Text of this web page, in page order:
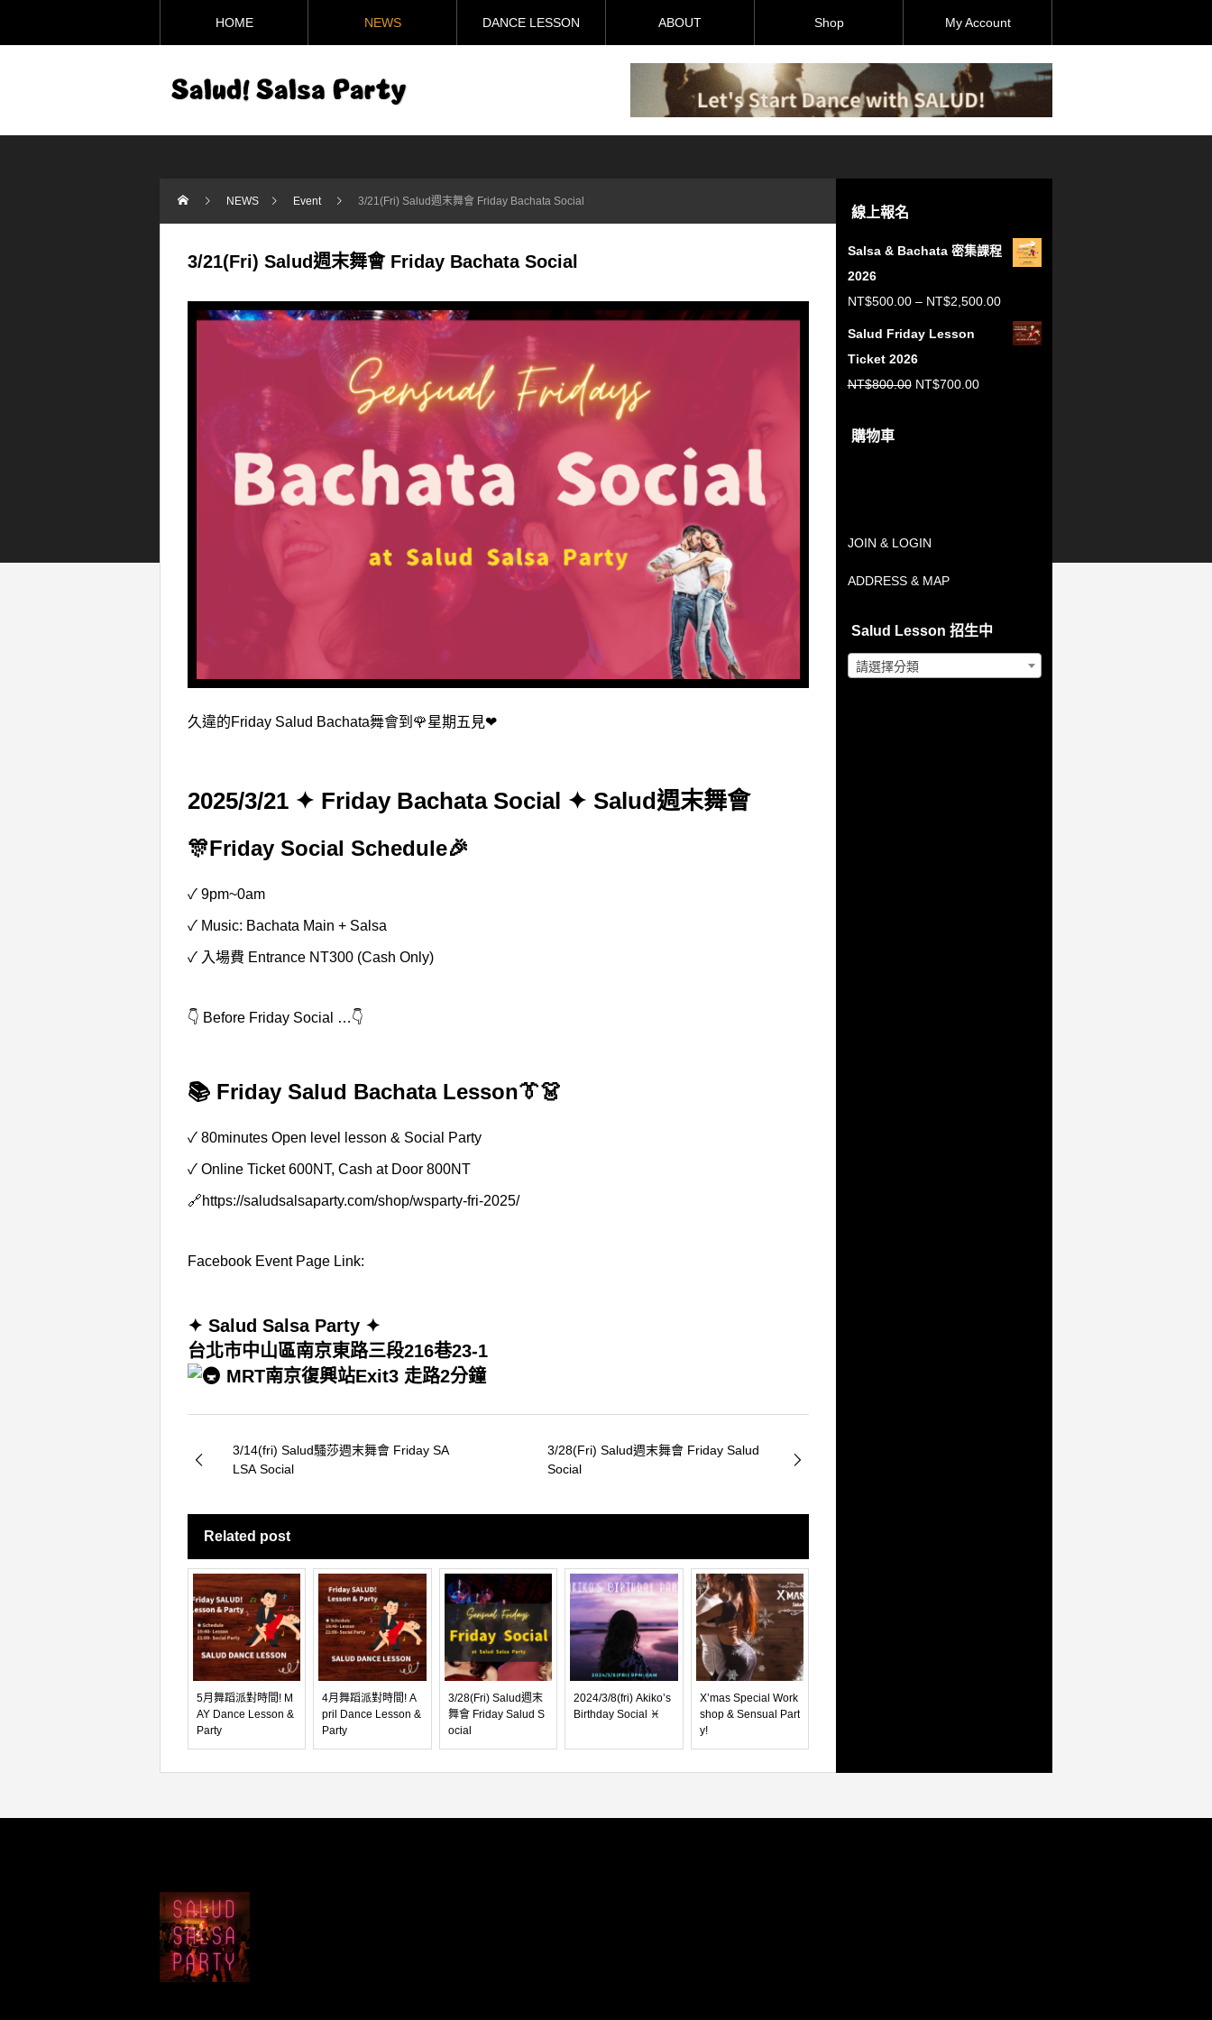
HOME NEWS DANCE LESSON ABOUT Shop My Account
NEWS Event 3/21(Fri) Salud週末舞會 Friday Bachata Social
3/21(Fri) Salud週末舞會 Friday Bachata Social
久違的Friday Salud Bachata舞會到🌹星期五見❤
2025/3/21 ✦ Friday Bachata Social ✦ Salud週末舞會
🎊Friday Social Schedule🎉
✓ 9pm~0am
✓ Music: Bachata Main + Salsa
✓ 入場費 Entrance NT300 (Cash Only)
👇 Before Friday Social …👇
📚 Friday Salud Bachata Lesson👔👗
✓ 80minutes Open level lesson & Social Party
✓ Online Ticket 600NT, Cash at Door 800NT
🔗https://saludsalsaparty.com/shop/wsparty-fri-2025/
Facebook Event Page Link:
✦ Salud Salsa Party ✦
台北市中山區南京東路三段216巷23-1
MRT南京復興站Exit3 走路2分鐘
3/14(fri) Salud騷莎週末舞會 Friday SA
LSA Social
3/28(Fri) Salud週末舞會 Friday Salud
Social
Related post
5月舞蹈派對時間! M
AY Dance Lesson &
Party
4月舞蹈派對時間! A
pril Dance Lesson &
Party
3/28(Fri) Salud週末
舞會 Friday Salud S
ocial
2024/3/8(fri) Akiko’s
Birthday Social ♓
X’mas Special Work
shop & Sensual Part
y!
線上報名
Salsa & Bachata 密集課程
2026
NT$500.00 – NT$2,500.00價
Salud Friday Lesson
Ticket 2026
NT$800.00 原
NT$700.00目
購物車
JOIN & LOGIN
ADDRESS & MAP
Salud Lesson 招生中
請選擇分類